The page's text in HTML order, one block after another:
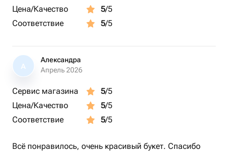
Цена/Качество
5/5
Соответствие
5/5
А
Александра
Апрель 2026
Сервис магазина 5/5
Цена/Качество
5/5
Соответствие
5/5
Всё понравилось, очень красивый букет. Спасибо